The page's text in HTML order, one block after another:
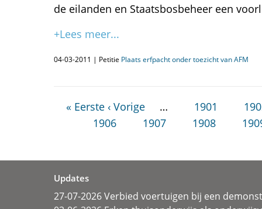
de eilanden en Staatsbosbeheer een
+Lees meer...
04-03-2011 | Petitie Plaats erfpacht onder toezicht van AFM
« Eerste ‹ Vorige … 1901
1906
1907 1908
Updates
27-07-2026 Verbied voertuigen bij een